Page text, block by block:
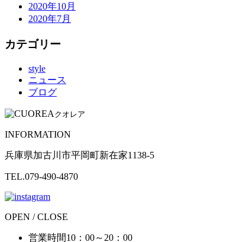
2020年10月
2020年7月
カテゴリー
style
ニュース
ブログ
クオレア
INFORMATION
兵庫県加古川市平岡町新在家1138-5
TEL.079-490-4870
OPEN / CLOSE
営業時間10：00～20：00